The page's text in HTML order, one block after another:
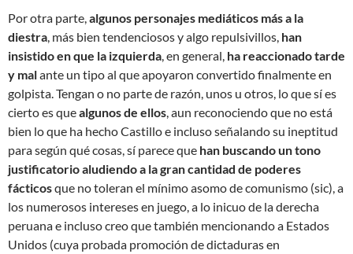
Por otra parte,algunos personajes mediáticos más a la
diestra, más bien tendenciosos y algo repulsivillos, han
insistido en que la izquierda, en general, ha reaccionado tarde
y malante un tipo al que apoyaron convertido finalmente en
golpista. Tengan o no parte de razón, unos u otros, lo que sí es
cierto es quealgunos de ellos, aun reconociendo que no está
bien lo que ha hecho Castillo e incluso señalando su ineptitud
para según qué cosas, sí parece que han buscando un tono
justificatorio aludiendo a la gran cantidad de poderes
fácticosque no toleran el mínimo asomo de comunismo (sic), a
los numerosos intereses en juego, a lo inicuo de la derecha
peruana e incluso creo que también mencionando a Estados
Unidos (cuya probada promoción de dictaduras en